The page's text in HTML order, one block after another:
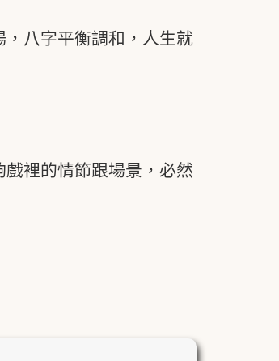
八字平衡調和，人生就
裡的情節跟場景，必然